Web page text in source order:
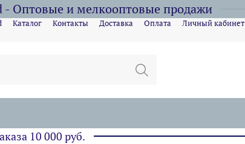
Оптовые и мелкооптовые продажи
Каталог Контакты Доставка Оплата Личный кабинет
10 000 руб.